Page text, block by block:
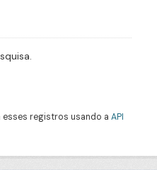
registros usando a API